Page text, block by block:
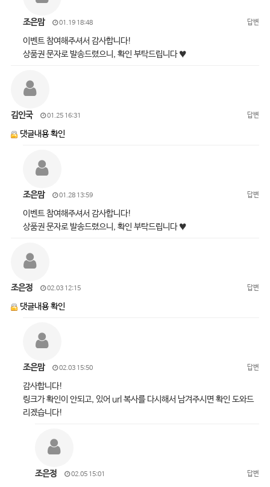
조은맘 01.19 18:48 답변
이벤트 참여해주셔서 감사합니다!
상품권 문자로 발송드렸으니, 확인 부탁드립니다 ♥
김인국 01.25 16:31 답변
댓글내용 확인
조은맘 01.28 13:59 답변
이벤트 참여해주셔서 감사합니다!
상품권 문자로 발송드렸으니, 확인 부탁드립니다 ♥
조은정 02.03 12:15 답변
댓글내용 확인
조은맘 02.03 15:50 답변
감사합니다!
링크가 확인이 안되고, 있어 url 복사를 다시해서 남겨주시면 확인 도와드
리겠습니다!
조은정 02.05 15:01 답변